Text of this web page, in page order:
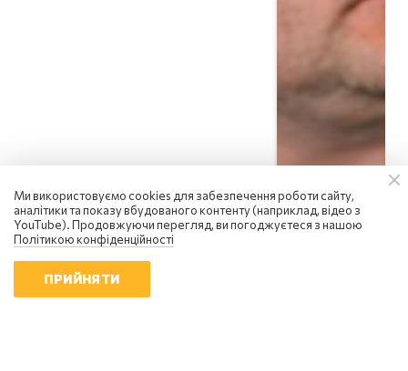
Ми використовуємо cookies для забезпечення роботи сайту,
аналітики та показу вбудованого контенту (наприклад, відео з
YouTube). Продовжуючи перегляд, ви погоджуєтеся з нашою
Політикою конфіденційності
ПРИЙНЯТИ